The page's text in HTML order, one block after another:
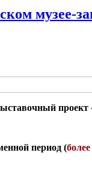
музее-
проект
период (